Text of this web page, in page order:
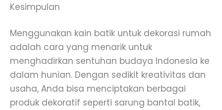
Kesimpulan
Menggunakan kain batik untuk dekorasi rumah
adalah cara yang menarik untuk
menghadirkan sentuhan budaya Indonesia ke
dalam hunian. Dengan sedikit kreativitas dan
usaha, Anda bisa menciptakan berbagai
produk dekoratif seperti sarung bantal batik,